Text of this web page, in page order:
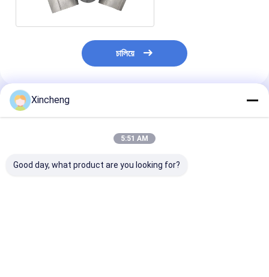
চালিয়ে
প্রস্তাবিত পণ্য
Xincheng
5:51 AM
Good day, what product are you looking for?